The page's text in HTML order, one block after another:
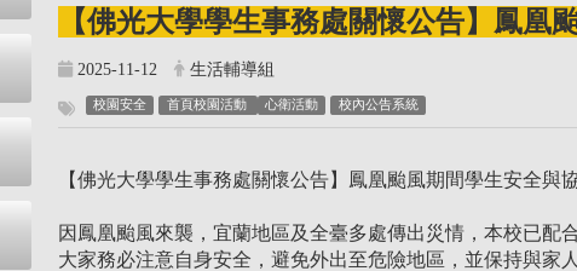
【佛光大學學生事務處關懷公告】鳳凰
2025-11-12 生活輔導組
校園安全 首頁校園活動 心衛活動 校內公告系統
【佛光大學學生事務處關懷公告】鳳凰颱風期間學生安全與
因鳳凰颱風來襲，宜蘭地區及全臺多處傳出災情，本校已
大家務必注意自身安全，避免外出至危險地區，並保持與家